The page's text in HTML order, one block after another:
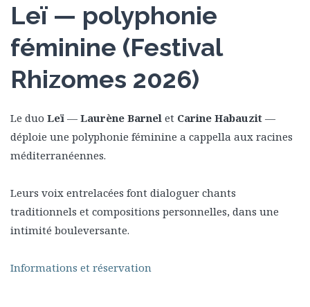
Leï — polyphonie
féminine (Festival
Rhizomes 2026)
Le duo Leï — Laurène Barnel et Carine Habauzit —
déploie une polyphonie féminine a cappella aux racines
méditerranéennes.
Leurs voix entrelacées font dialoguer chants
traditionnels et compositions personnelles, dans une
intimité bouleversante.
Informations et réservation